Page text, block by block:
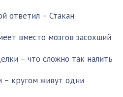
ответил – Стакан
вместо мозгов засохший
– что сложно так налить
– кругом живут одни